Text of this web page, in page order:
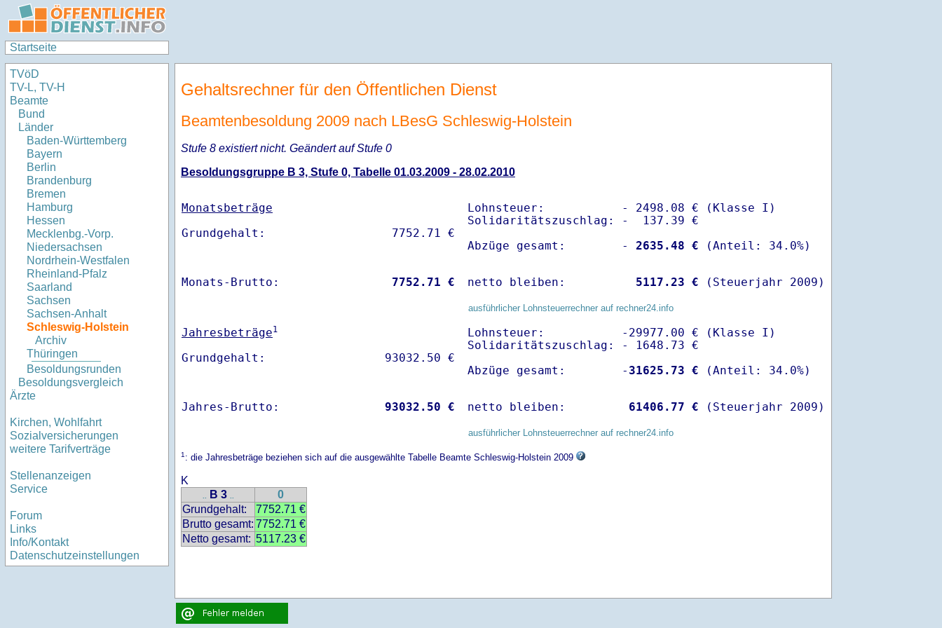
Startseite
TVöD
TV-L, TV-H
Beamte
Bund
Länder
Baden-Württemberg
Bayern
Berlin
Brandenburg
Bremen
Hamburg
Hessen
Mecklenbg.-Vorp.
Niedersachsen
Nordrhein-Westfalen
Rheinland-Pfalz
Saarland
Sachsen
Sachsen-Anhalt
Schleswig-Holstein
Archiv
Thüringen
Besoldungsrunden
Besoldungsvergleich
Ärzte
Kirchen, Wohlfahrt
Sozialversicherungen
weitere Tarifverträge
Stellenanzeigen
Service
Forum
Links
Info/Kontakt
Datenschutzeinstellungen
Gehaltsrechner für den Öffentlichen Dienst
Beamtenbesoldung 2009 nach LBesG Schleswig-Holstein
Stufe 8 existiert nicht. Geändert auf Stufe 0
Besoldungsgruppe B 3, Stufe 0, Tabelle 01.03.2009 - 28.02.2010
Monatsbeträge
Lohnsteuer:           - 2498.08 € (Klasse I)
Solidaritätszuschlag: -  137.39 €
Abzüge gesamt:        -
2635.48 €
Monats-Brutto: 7752.71 € netto bleiben: 5117.23 € (Steuerjahr 2009)
ausführlicher Lohnsteuerrechner auf rechner24.info
Jahresbeträge1
Lohnsteuer:           -29977.00 € (Klasse I)
Solidaritätszuschlag: - 1648.73 €
Abzüge gesamt:        - 31625.73 €
Jahres-Brutto: 93032.50 € netto bleiben: 61406.77 € (Steuerjahr 2009)
ausführlicher Lohnsteuerrechner auf rechner24.info
1: die Jahresbeträge beziehen sich auf die ausgewählte Tabelle Beamte Schleswig-Holstein 2009
K
.. B 3 ..
0
Grundgehalt:
7752.71 €
Brutto gesamt: 7752.71 €
Netto gesamt: 5117.23 €